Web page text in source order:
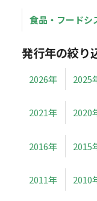
食品・フードシ
発行年の絞り
2026年 2025
2021年 2020
2016年 2015
2011年 2010